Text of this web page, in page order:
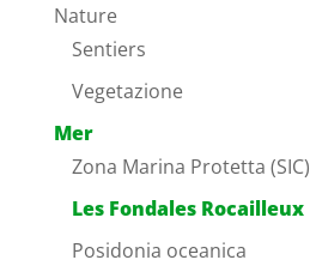
Nature
Sentiers
Vegetazione
Mer
Zona Marina Protetta (SIC)
Les Fondales Rocailleux
Posidonia oceanica